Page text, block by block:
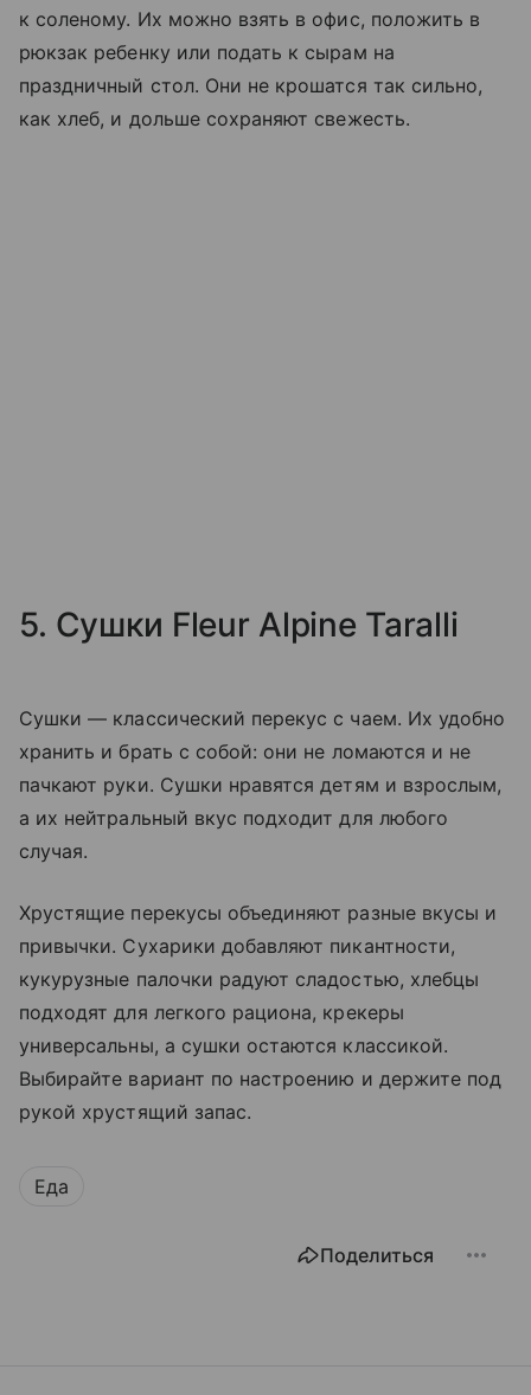
к соленому. Их можно взять в офис, положить в
рюкзак ребенку или подать к сырам на
праздничный стол. Они не крошатся так сильно,
как хлеб, и дольше сохраняют свежесть.
5. Сушки Fleur Alpine Taralli
Сушки — классический перекус с чаем. Их удобно
хранить и брать с собой: они не ломаются и не
пачкают руки. Сушки нравятся детям и взрослым,
а их нейтральный вкус подходит для любого
случая.
Хрустящие перекусы объединяют разные вкусы и
привычки. Сухарики добавляют пикантности,
кукурузные палочки радуют сладостью, хлебцы
подходят для легкого рациона, крекеры
универсальны, а сушки остаются классикой.
Выбирайте вариант по настроению и держите под
рукой хрустящий запас.
Еда
Поделиться